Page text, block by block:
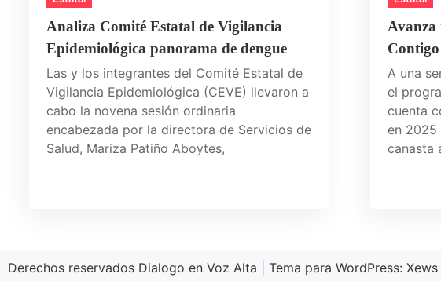
Analiza Comité Estatal de Vigilancia
Epidemiológica panorama de dengue
Las y los integrantes del Comité Estatal de
Vigilancia Epidemiológica (CEVE) llevaron a
cabo la novena sesión ordinaria
encabezada por la directora de Servicios de
Salud, Mariza Patiño Aboytes,
A una
el
cuenta
en 2025
canasta
Derechos reservados Dialogo en Voz Alta Tema para WordPress: